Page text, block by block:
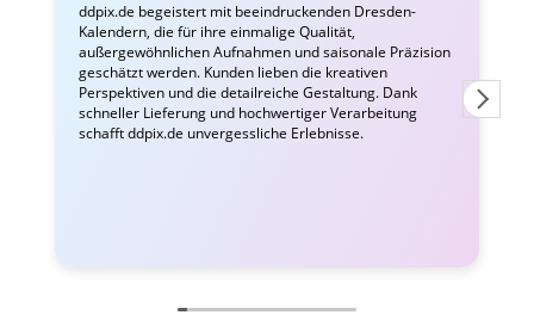
ddpix.de begeistert mit beeindruckenden Dresden-
Kalendern, die für ihre einmalige Qualität,
außergewöhnlichen Aufnahmen und saisonale Präzision
geschätzt werden. Kunden lieben die kreativen
Perspektiven und die detailreiche Gestaltung. Dank
schneller Lieferung und hochwertiger Verarbeitung
schafft ddpix.de unvergessliche Erlebnisse.